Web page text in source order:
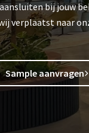
bij jouw
verplaatst naar
Sample aanvragen